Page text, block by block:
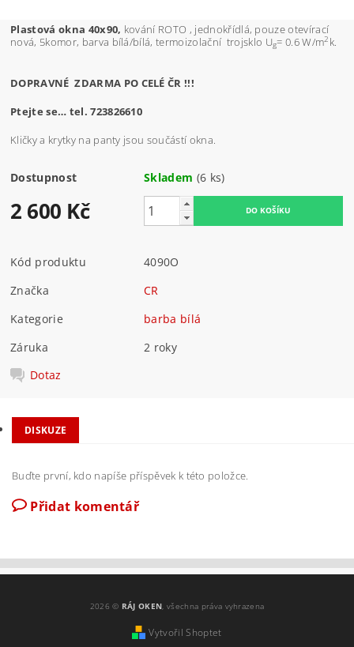
Plastová okna 40x90, kování ROTO , jednokřídlá, pouze otevírací
nová, 5komor, barva bílá/bílá, termoizolační trojsklo Ug= 0.6 W/m2 k.
DOPRAVNÉ ZDARMA PO CELÉ ČR !!!
Ptejte se… tel. 723826610
Kličky a krytky na panty jsou součástí okna.
Dostupnost Skladem (6 ks)
2 600 Kč
Kód produktu
4090O
Značka
CR
Kategorie
barba bílá
Záruka
2 roky
Dotaz
DISKUZE
Buďte první, kdo napíše příspěvek k této položce.
Přidat komentář
2026 © RÁJ OKEN , všechna práva vyhrazena
Vytvořil Shoptet